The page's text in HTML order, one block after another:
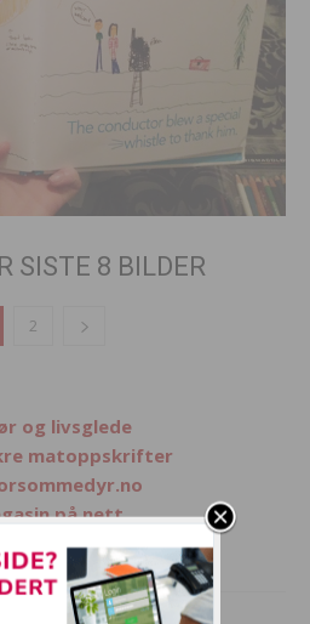
SISTE 8 BILDER
2
og livsglede
matoppskrifter
på nett
på sitt beste